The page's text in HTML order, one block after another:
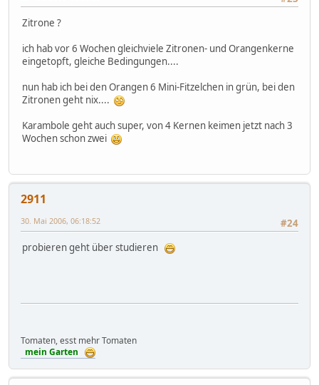
Zitrone ?
ich hab vor 6 Wochen gleichviele Zitronen- und Orangenkerne
eingetopft, gleiche Bedingungen....
nun hab ich bei den Orangen 6 Mini-Fitzelchen in grün, bei den
Zitronen geht nix....
Karambole geht auch super, von 4 Kernen keimen jetzt nach 3
Wochen schon zwei
2911
#24
30. Mai 2006, 06:18:52
probieren geht über studieren
Tomaten, esst mehr Tomaten
mein Garten